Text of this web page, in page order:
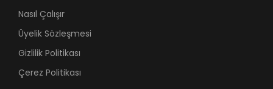
Nasıl Çalışır
Üyelik Sözleşmesi
Gizlilik Politikası
Çerez Politikası